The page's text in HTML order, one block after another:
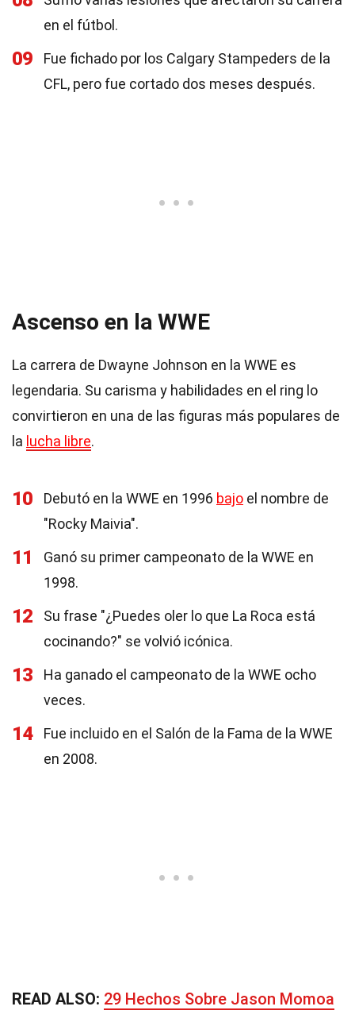
en el fútbol.
09
Fue fichado por los Calgary Stampeders de la
CFL, pero fue cortado dos meses después.
Ascenso en la WWE
La carrera de Dwayne Johnson en la WWE es
legendaria. Su carisma y habilidades en el ring lo
convirtieron en una de las figuras más populares de
la lucha libre.
10 Debutó en la WWE en 1996 bajo el nombre de
"Rocky Maivia".
11
Ganó su primer campeonato de la WWE en
1998.
12
Su frase "¿Puedes oler lo que La Roca está
cocinando?" se volvió icónica.
13
Ha ganado el campeonato de la WWE ocho
veces.
14
Fue incluido en el Salón de la Fama de la WWE
en 2008.
READ ALSO: 29 Hechos Sobre Jason Momoa